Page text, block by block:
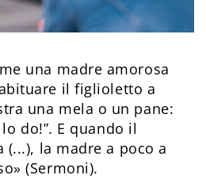
una madre amorosa
il figlioletto a
una mela o un pane:
do!”. E quando il
la madre a poco a
(Sermoni).